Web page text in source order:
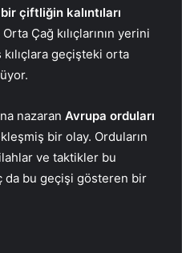
çiftliğin kalıntıları
Orta Çağ kılıçlarının yerini
geçişteki orta
nazaran Avrupa orduları
bir olay. Orduların
ve taktikler bu
da bu geçişi gösteren bir